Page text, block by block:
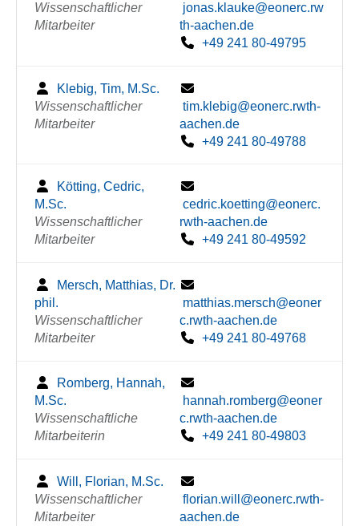
Wissenschaftlicher
Mitarbeiter
jonas.klauke@eonerc.rw
th-aachen.de
+49 241 80-49795
Klebig, Tim, M.Sc.
Wissenschaftlicher
Mitarbeiter
tim.klebig@eonerc.rwth-
aachen.de
+49 241 80-49788
Kötting, Cedric,
M.Sc.
Wissenschaftlicher
Mitarbeiter
cedric.koetting@eonerc.
rwth-aachen.de
+49 241 80-49592
Mersch, Matthias, Dr.
phil.
Wissenschaftlicher
Mitarbeiter
matthias.mersch@eoner
c.rwth-aachen.de
+49 241 80-49768
Romberg, Hannah,
M.Sc.
Wissenschaftliche
Mitarbeiterin
hannah.romberg@eoner
c.rwth-aachen.de
+49 241 80-49803
Will, Florian, M.Sc.
Wissenschaftlicher
Mitarbeiter
florian.will@eonerc.rwth-
aachen.de